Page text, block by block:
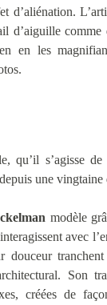
d’aliénation.
d’aiguille comme
en les
qu’il s’agisse
une vingtaine
modèle
avec
douceur
Son
créées de